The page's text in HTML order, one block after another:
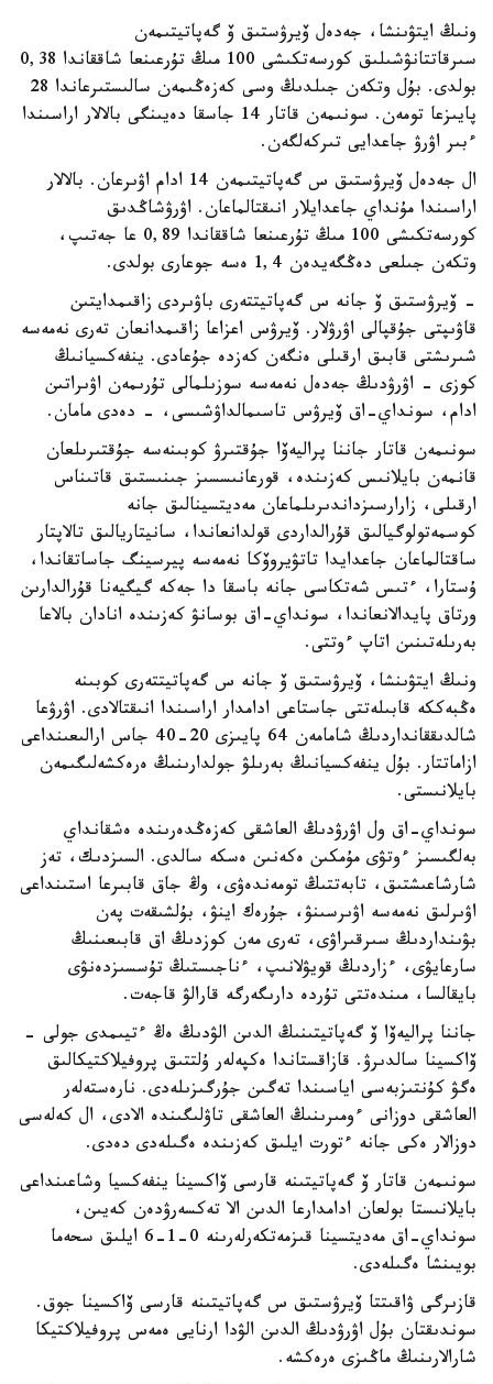
ونىڭ ايتۋىنشا، جەدەل ۆيرۋستىق ۆ گەپاتيتىمەن
سىرقاتتانۋشىلىق كورسەتكىشى 100 مىڭ تۇرعىنعا شاققاندا 0,38
بولدى. بۇل وتكەن جىلدىڭ وسى كەزەڭىمەن سالىستىرعاندا 28
پايىزعا تومەن. سونىمەن قاتار 14 جاسقا دەيىنگى بالالار اراسىندا
ءبىر اۋرۋ جاعدايى تىركەلگەن.
ال جەدەل ۆيرۋستىق س گەپاتيتىمەن 14 ادام اۋىرعان. بالالار
اراسىندا مۇنداي جاعدايلار انىقتالماعان. اۋرۋشاڭدىق
كورسەتكىشى 100 مىڭ تۇرعىنعا شاققاندا 0,89 عا جەتىپ،
وتكەن جىلعى دەڭگەيدەن 1,4 ەسە جوعارى بولدى.
- ۆيرۋستىق ۆ جانە س گەپاتيتتەرى باۋىردى زاقىمدايتىن
قاۋىپتى جۇقپالى اۋرۋلار. ۆيرۋس اعزاعا زاقىمدانعان تەرى نەمەسە
شىرىشتى قابىق ارقىلى ەنگەن كەزدە جۇعادى. ينفەكسيانىڭ
كوزى - اۋرۋدىڭ جەدەل نەمەسە سوزىلمالى تۇرىمەن اۋىراتىن
ادام، سونداي-اق ۆيرۋس تاسىمالداۋشىسى، - دەدى مامان.
سونىمەن قاتار جاننا پراليەۆا جۇقتىرۋ كوبىنەسە جۇقتىرىلعان
قانمەن بايلانىس كەزىندە، قورعانىسسىز جىنىستىق قاتىناس
ارقىلى، زارارسىزداندىرىلماعان مەديتسينالىق جانە
كوسمەتولوگيالىق قۇرالداردى قولدانعاندا، سانيتاريالىق تالاپتار
ساقتالماعان جاعدايدا تاتۋيروۆكا نەمەسە پيرسينگ جاساتقاندا،
ۇستارا، ءتىس شەتكاسى جانە باسقا دا جەكە گيگيەنا قۇرالدارىن
ورتاق پايدالانعاندا، سونداي-اق بوسانۋ كەزىندە انادان بالاعا
بەرىلەتىنىن اتاپ ءوتتى.
ونىڭ ايتۋىنشا، ۆيرۋستىق ۆ جانە س گەپاتيتتەرى كوبىنە
ەڭبەككە قابىلەتتى جاستاعى ادامدار اراسىندا انىقتالادى. اۋرۋعا
شالدىققانداردىڭ شامامەن 64 پايىزى 20-40 جاس ارالىعىنداعى
ازاماتتار. بۇل ينفەكسيانىڭ بەرىلۋ جولدارىنىڭ ەرەكشەلىگىمەن
بايلانىستى.
سونداي-اق ول اۋرۋدىڭ العاشقى كەزەڭدەرىندە ەشقانداي
بەلگىسىز ءوتۋى مۇمكىن ەكەنىن ەسكە سالدى. السىزدىك، تەز
شارشاعىشتىق، تابەتتىڭ تومەندەۋى، وڭ جاق قابىرعا استىنداعى
اۋىرلىق نەمەسە اۋىرسىنۋ، جۇرەك اينۋ، بۇلشىقەت پەن
بۋىنداردىڭ سىرقىراۋى، تەرى مەن كوزدىڭ اق قابىعىنىڭ
سارعايۋى، ءزاردىڭ قويۋلانىپ، ءناجىستىڭ تۇسسىزدەنۋى
بايقالسا، مىندەتتى تۇردە دارىگەرگە قارالۋ قاجەت.
جاننا پراليەۆا ۆ گەپاتيتىنىڭ الدىن الۋدىڭ ەڭ ءتيىمدى جولى -
ۆاكسينا سالدىرۋ. قازاقستاندا ەكپەلەر ۇلتتىق پروفيلاكتيكالىق
ەگۋ كۇنتىزبەسى اياسىندا تەگىن جۇرگىزىلەدى. نارەستەلەر
العاشقى دوزانى ءومىرىنىڭ العاشقى تاۋلىگىندە الادى، ال كەلەسى
دوزالار ەكى جانە ءتورت ايلىق كەزىندە ەگىلەدى دەدى.
سونىمەن قاتار ۆ گەپاتيتىنە قارسى ۆاكسينا ينفەكسيا وشاعىنداعى
بايلانىستا بولعان ادامدارعا الدىن الا تەكسەرۋدەن كەيىن،
سونداي-اق مەديتسينا قىزمەتكەرلەرىنە 0-1-6 ايلىق سحەما
بويىنشا ەگىلەدى.
قازىرگى ۋاقىتتا ۆيرۋستىق س گەپاتيتىنە قارسى ۆاكسينا جوق.
سوندىقتان بۇل اۋرۋدىڭ الدىن الۋدا ارنايى ەمەس پروفيلاكتيكا
شارالارىنىڭ ماڭىزى ەرەكشە.